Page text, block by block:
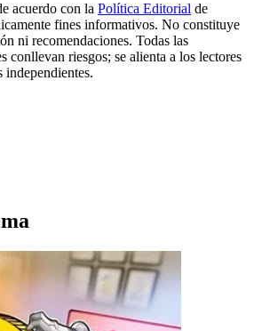
acuerdo con la Política Editorial de
fines informativos. No constituye
ni recomendaciones. Todas las
conllevan riesgos; se alienta a los lectores
independientes.